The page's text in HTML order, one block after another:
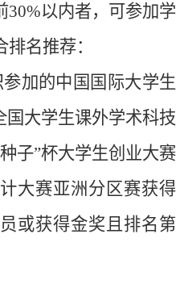
30%以内者，可参加学
名推荐：
参加的中国国际大学生
国大学生课外学术科技
子”杯大学生创业大赛
大赛亚洲分区赛获得
或获得金奖且排名第